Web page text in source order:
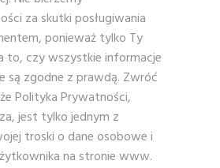
za skutki posługiwania
ponieważ tylko Ty
to, czy wszystkie informacje
są zgodne z prawdą. Zwróć
Polityka Prywatności,
jest tylko jednym z
troski o dane osobowe i
na stronie www.